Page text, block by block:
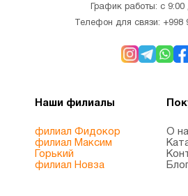
График работы: с 9:00
Телефон для связи: +998
Наши филиалы
филиал Фидокор
филиал Максим
Горький
филиал Новза
О